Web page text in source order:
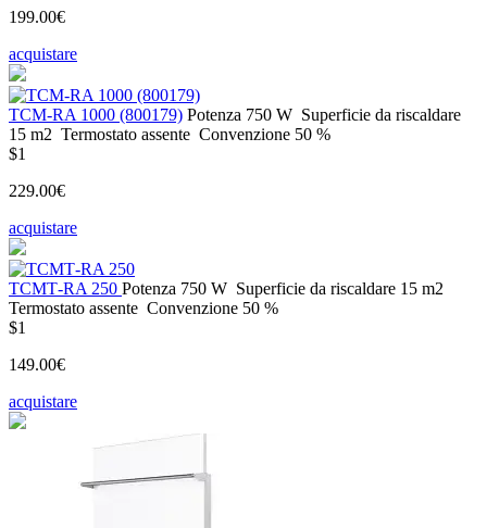
199.00€
acquistare
ТСМ-RA 1000 (800179) Potenza 750 W Superficie da riscaldare
15 m2 Termostato assente Convenzione 50 %
$1
229.00€
acquistare
ТСМТ-RA 250 Potenza 750 W Superficie da riscaldare 15 m2
Termostato assente Convenzione 50 %
$1
149.00€
acquistare